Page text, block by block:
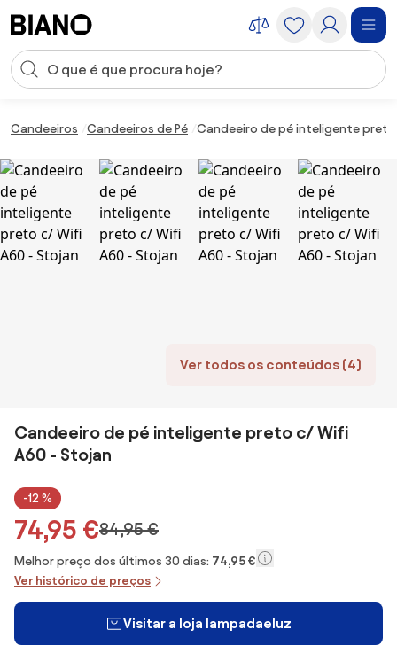
Entrada de pesquisa
Candeeiros Candeeiros de Pé Candeeiro de pé inteligente
Ver todos os conteúdos (4)
Candeeiro de pé inteligente preto c/ Wifi
A60 - Stojan
-12 %
74,95 €84,95 €
Melhor preço dos últimos 30 dias: 74,95 €
Ver histórico de preços
Visitar a loja lampadaeluz